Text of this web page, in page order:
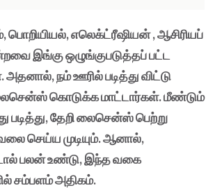
பொறியியல், எலெக்ட்ரீஷியன் , ஆசிரியப்
இங்கு ஒழுங்குபடுத்தப் பட்ட
நம் ஊரில் படித்து விட்டு
கொடுக்க மாட்டார்கள். மீண்டும்
படித்து, தேறி லைசென்ஸ் பெற்று
செய்ய முடியும். ஆனால்,
பலன் உண்டு, இந்த வகை
சம்பளம் அதிகம்.